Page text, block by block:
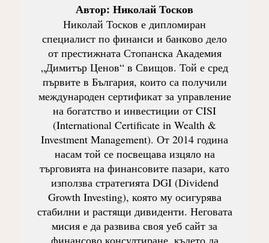
Автор: Николай Тосков
Николай Тосков е дипломиран
специалист по финанси и банково дело
от престижната Стопанска Академия
„Димитър Ценов“ в Свищов. Той е сред
първите в България, които са получили
международен сертификат за управление
на богатство и инвестиции от CISI
(International Certificate in Wealth &
Investment Management). От 2014 година
насам той се посвещава изцяло на
търговията на финансовите пазари, като
използва стратегията DGI (Dividend
Growth Investing), която му осигурява
стабилни и растящи дивиденти. Неговата
мисия е да развива своя уеб сайт за
финансово консултиране, където да